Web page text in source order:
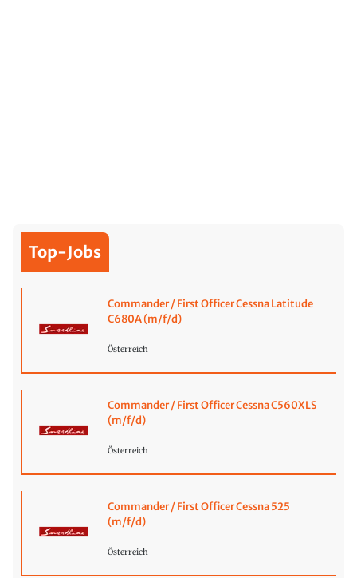
Top-Jobs
Commander / First Officer Cessna Latitude
C680A (m/f/d)
Österreich
Commander / First Officer Cessna C560XLS
(m/f/d)
Österreich
Commander / First Officer Cessna 525
(m/f/d)
Österreich